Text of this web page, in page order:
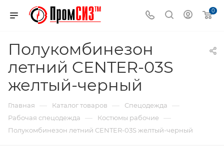
0
Полукомбинезон
летний CENTER-03S
желтый-черный
Главная — Каталог товаров — Спецодежда —
Рабочая спецодежда — Костюмы рабочие —
Полукомбинезон летний CENTER-03S желтый-черный